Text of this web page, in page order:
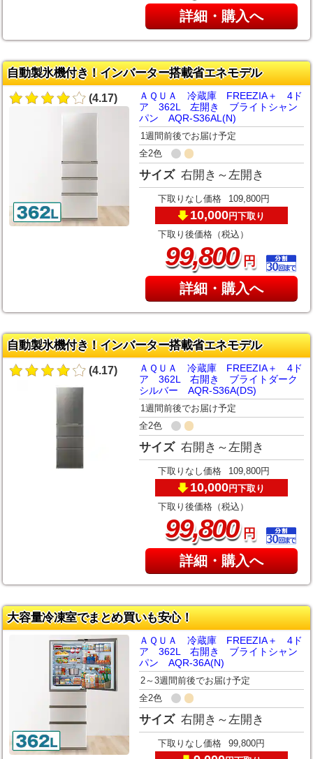
詳細・購入へ
自動製氷機付き！インバーター搭載省エネモデル
(4.17)
ＡＱＵＡ 冷蔵庫 FREEZIA＋ 4ド
ア 362L 左開き ブライトシャン
パン AQR-S36AL(N)
1週間前後でお届け予定
全2色
サイズ 右開き～左開き
下取りなし価格 109,800円
10,000円下取り
下取り後価格（税込）
99,800円
詳細・購入へ
自動製氷機付き！インバーター搭載省エネモデル
(4.17)
ＡＱＵＡ 冷蔵庫 FREEZIA＋ 4ド
ア 362L 右開き ブライトダーク
シルバー AQR-S36A(DS)
1週間前後でお届け予定
全2色
サイズ 右開き～左開き
下取りなし価格 109,800円
10,000円下取り
下取り後価格（税込）
99,800円
詳細・購入へ
大容量冷凍室でまとめ買いも安心！
ＡＱＵＡ 冷蔵庫 FREEZIA＋ 4ド
ア 362L 右開き ブライトシャン
パン AQR-36A(N)
2～3週間前後でお届け予定
全2色
サイズ 右開き～左開き
下取りなし価格 99,800円